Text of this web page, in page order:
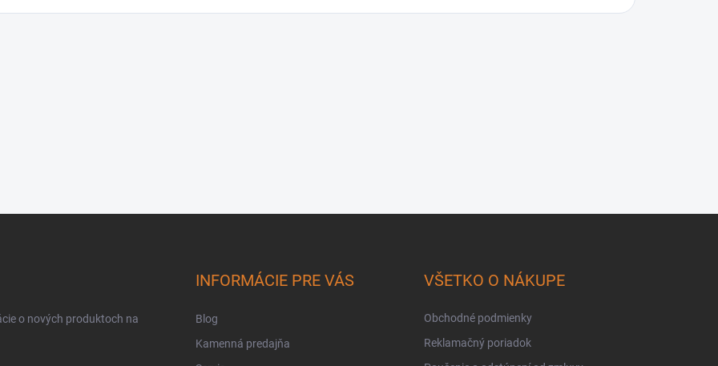
o nových produktoch na
INFORMÁCIE PRE VÁS
Blog
Kamenná predajňa
VŠETKO O NÁKUPE
Obchodné podmienky
Reklamačný poriadok